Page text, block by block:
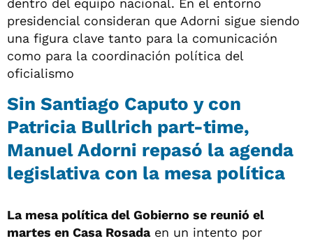
presidencial consideran que Adorni sigue siendo
una figura clave tanto para la comunicación
como para la coordinación política del
oficialismo
Sin Santiago Caputo y con
Patricia Bullrich part-time,
Manuel Adorni repasó la agenda
legislativa con la mesa política
La mesa política del Gobierno se reunió el
martes en Casa Rosadaen un intento por